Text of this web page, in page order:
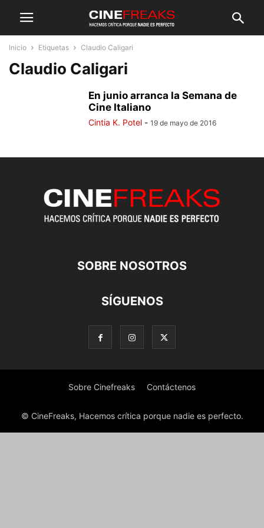
Inicio Etiquetas Claudio Caligari
Claudio Caligari
En junio arranca la Semana de
Cine Italiano
Cintia K. Potel - 19 de mayo de 2016
SOBRE NOSOTROS
SÍGUENOS
Sobre Cinefreaks Contáctenos
© CineFreaks, Hacemos crítica porque nadie es perfecto.